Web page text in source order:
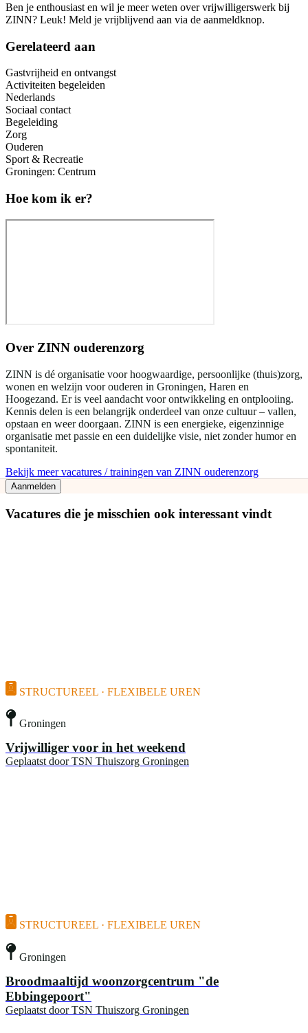
Ben je enthousiast en wil je meer weten over vrijwilligerswerk bij
ZINN? Leuk! Meld je vrijblijvend aan via de aanmeldknop.
Gerelateerd aan
Gastvrijheid en ontvangst
Activiteiten begeleiden
Nederlands
Sociaal contact
Begeleiding
Zorg
Ouderen
Sport & Recreatie
Groningen: Centrum
Hoe kom ik er?
Over ZINN ouderenzorg
ZINN is dé organisatie voor hoogwaardige, persoonlijke (thuis)zorg,
wonen en welzijn voor ouderen in Groningen, Haren en
Hoogezand. Er is veel aandacht voor ontwikkeling en ontplooiing.
Kennis delen is een belangrijk onderdeel van onze cultuur – vallen,
opstaan en weer doorgaan. ZINN is een energieke, eigenzinnige
organisatie met passie en een duidelijke visie, niet zonder humor en
spontaniteit.
Bekijk meer vacatures / trainingen van ZINN ouderenzorg
Aanmelden
Vacatures die je misschien ook interessant vindt
STRUCTUREEL · FLEXIBELE UREN
Groningen
Vrijwilliger voor in het weekend
Geplaatst door TSN Thuiszorg Groningen
STRUCTUREEL · FLEXIBELE UREN
Groningen
Broodmaaltijd woonzorgcentrum "de
Ebbingepoort"
Geplaatst door TSN Thuiszorg Groningen